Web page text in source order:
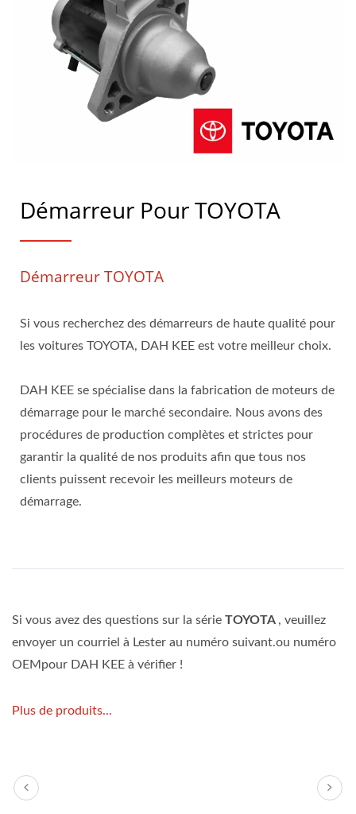
Démarreur Pour TOYOTA
Démarreur TOYOTA
Si vous recherchez des démarreurs de haute qualité pour
les voitures TOYOTA, DAH KEE est votre meilleur choix.
DAH KEE se spécialise dans la fabrication de moteurs de
démarrage pour le marché secondaire. Nous avons des
procédures de production complètes et strictes pour
garantir la qualité de nos produits afin que tous nos
clients puissent recevoir les meilleurs moteurs de
démarrage.
Si vous avez des questions sur la série TOYOTA , veuillez
envoyer un courriel à Lester au numéro suivant.ou numéro
OEMpour DAH KEE à vérifier !
Plus de produits...